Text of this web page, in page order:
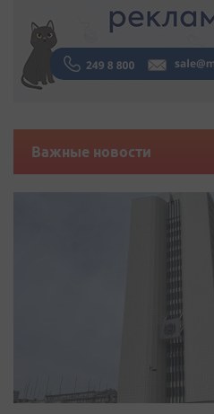
Важные новости